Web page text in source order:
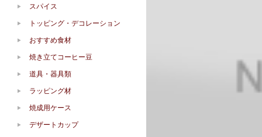
スパイス
トッピング・デコレーション
おすすめ食材
焼き立てコーヒー豆
道具・器具類
ラッピング材
焼成用ケース
デザートカップ